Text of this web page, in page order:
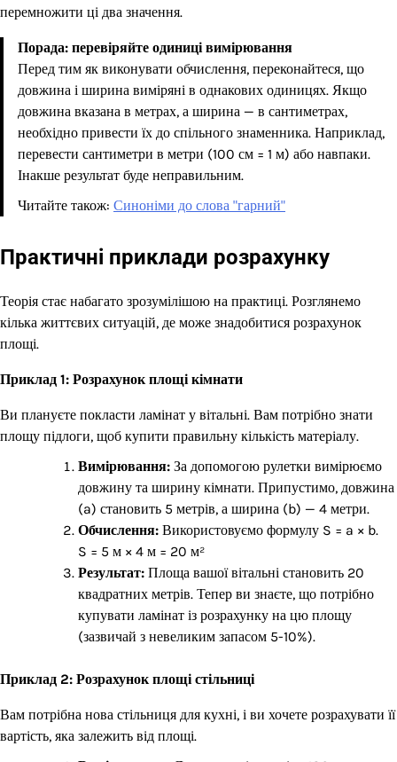
перемножити ці два значення.
Порада: перевіряйте одиниці вимірювання
Перед тим як виконувати обчислення, переконайтеся, що
довжина і ширина виміряні в однакових одиницях. Якщо
довжина вказана в метрах, а ширина — в сантиметрах,
необхідно привести їх до спільного знаменника. Наприклад,
перевести сантиметри в метри (100 см = 1 м) або навпаки.
Інакше результат буде неправильним.
Читайте також: Синоніми до слова "гарний"
Практичні приклади розрахунку
Теорія стає набагато зрозумілішою на практиці. Розглянемо
кілька життєвих ситуацій, де може знадобитися розрахунок
площі.
Приклад 1: Розрахунок площі кімнати
Ви плануєте покласти ламінат у вітальні. Вам потрібно знати
площу підлоги, щоб купити правильну кількість матеріалу.
Вимірювання: За допомогою рулетки вимірюємо
довжину та ширину кімнати. Припустимо, довжина
(a) становить 5 метрів, а ширина (b) — 4 метри.
Обчислення: Використовуємо формулу S = a × b.
S = 5 м × 4 м = 20 м²
Результат: Площа вашої вітальні становить 20
квадратних метрів. Тепер ви знаєте, що потрібно
купувати ламінат із розрахунку на цю площу
(зазвичай з невеликим запасом 5-10%).
Приклад 2: Розрахунок площі стільниці
Вам потрібна нова стільниця для кухні, і ви хочете розрахувати її
вартість, яка залежить від площі.